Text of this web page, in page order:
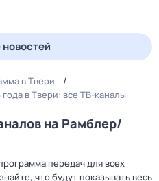
в Твери
в Твери: все ТВ-каналы
на Рамблер/
передач для всех
что будут показывать весь